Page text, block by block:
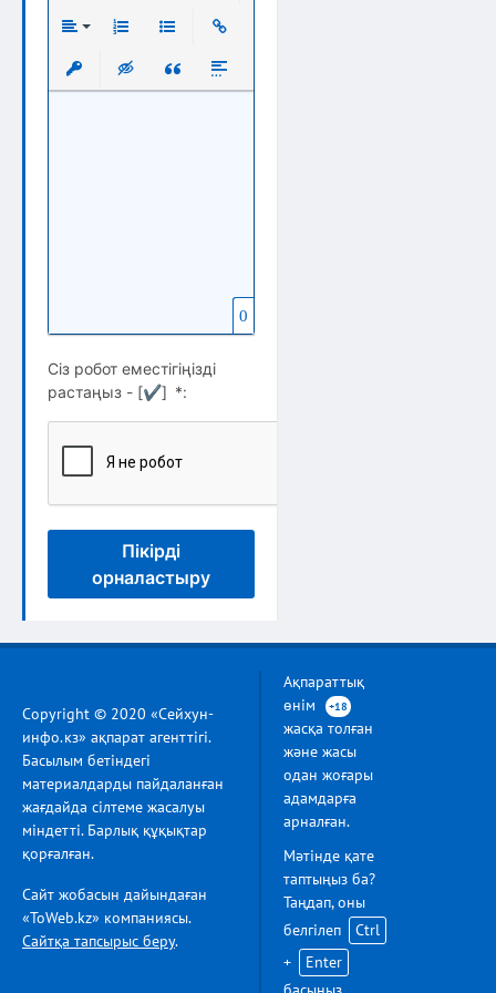
Вставить защищенную ссылку
Вставка скрытого текста
Вставка цитаты
Вставка спойлера
0
Сіз робот еместігіңізді
растаңыз - [✔] *:
Пікірді
орналастыру
Copyright © 2020 «Сейхун-
инфо.кз» ақпарат агенттігі.
Басылым бетіндегі
материалдарды пайдаланған
жағдайда сілтеме жасалуы
міндетті. Барлық құқықтар
қорғалған.
Сайт жобасын дайындаған
«ToWeb.kz» компаниясы.
Сайтқа тапсырыс беру.
Ақпараттық
өнім
+18
жасқа толған
және жасы
одан жоғары
адамдарға
арналған.
Мәтінде қате
таптыңыз ба?
Таңдап, оны
белгілеп
Ctrl
+
Enter